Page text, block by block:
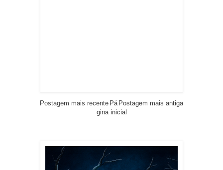
Postagem mais recente Postagem mais antiga
Pá
gina inicial